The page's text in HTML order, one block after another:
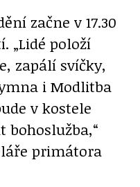
začne v 17.30
„Lidé položí
zapálí svíčky,
i Modlitba
v kostele
bohoslužba,“
primátora